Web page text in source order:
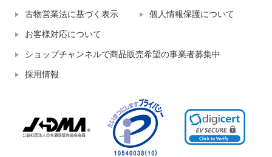
古物営業法に基づく表示 個人情報保護について
お客様対応について
ショップチャンネルで商品販売希望の事業者募集中
採用情報